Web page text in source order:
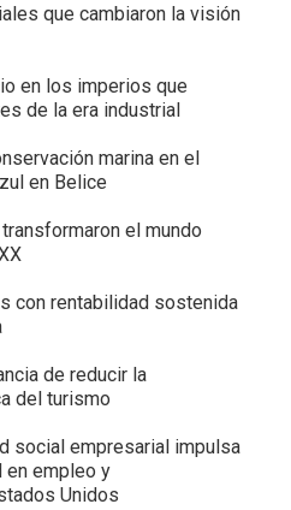
que cambiaron la visión
en los imperios que
de la era industrial
marina en el
en Belice
el mundo
con rentabilidad sostenida
de reducir la
del turismo
social empresarial impulsa
en empleo y
Unidos